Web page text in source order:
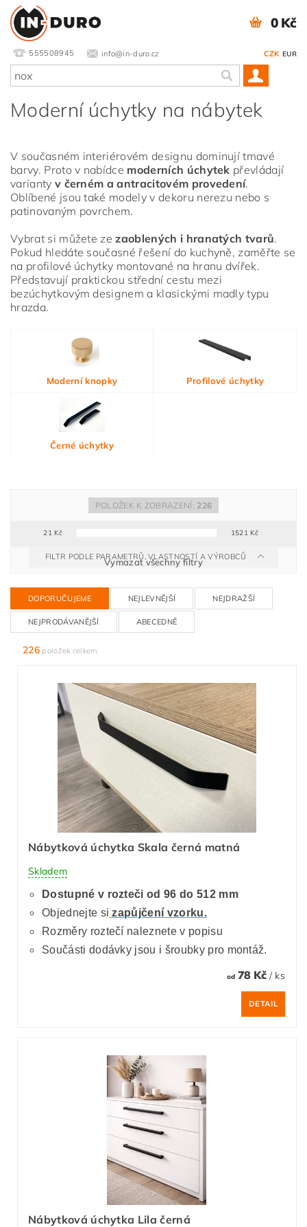
555508945 info@in-duro.cz CZK EUR
0 Kč
Moderní úchytky na nábytek
V současném interiérovém designu dominují tmavé
barvy. Proto v nabídce moderních úchytek převládají
varianty v černém a antracitovém provedení.
Oblíbené jsou také modely v dekoru nerezu nebo s
patinovaným povrchem.
Vybrat si můžete zezaoblených i hranatých tvarů.
Pokud hledáte současné řešení do kuchyně, zaměřte se
na profilové úchytky montované na hranu dvířek.
Představují praktickou střední cestu mezi
bezúchytkovým designem a klasickými madly typu
hrazda.
Moderní knopky Profilové úchytky
Černé úchytky
21Kč 1521 Kč
POLOŽEK K ZOBRAZENÍ: 226
FILTR PODLE PARAMETRŮ, VLASTNOSTÍ A VÝROBCŮ
Vymazat všechny filtry
DOPORUČUJEME NEJLEVNĚJŠÍ NEJDRAŽŠÍ
NEJPRODÁVANĚJŠÍ ABECEDNĚ
226položek celkem
Nábytková úchytka Skala černá matná
Skladem
Dostupné v rozteči od 96 do 512 mm
Objednejte si zapůjčení vzorku.
Rozměry roztečí naleznete v popisu
Součásti dodávky jsou i šroubky pro montáž.
od78 Kč / ks
DETAIL
Nábytková úchytka Lila černá